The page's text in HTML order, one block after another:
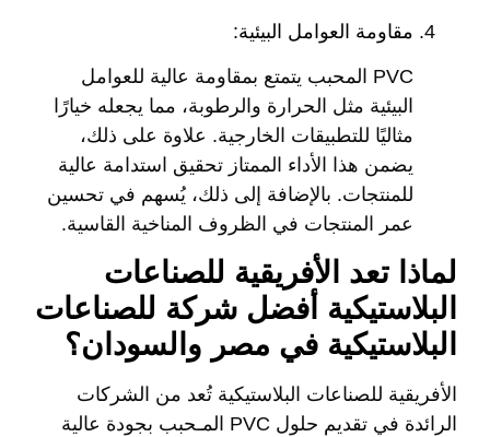
مقاومة العوامل البيئية:
PVC المحبب يتمتع بمقاومة عالية للعوامل
البيئية مثل الحرارة والرطوبة، مما يجعله خيارًا
مثاليًا للتطبيقات الخارجية. علاوة على ذلك،
يضمن هذا الأداء الممتاز تحقيق استدامة عالية
للمنتجات. بالإضافة إلى ذلك، يُسهم في تحسين
عمر المنتجات في الظروف المناخية القاسية.
لماذا تعد الأفريقية للصناعات
البلاستيكية أفضل شركة للصناعات
البلاستيكية في مصر والسودان؟
الأفريقية للصناعات البلاستيكية تُعد من الشركات
الرائدة في تقديم حلول PVC المـحبب بجودة عالية